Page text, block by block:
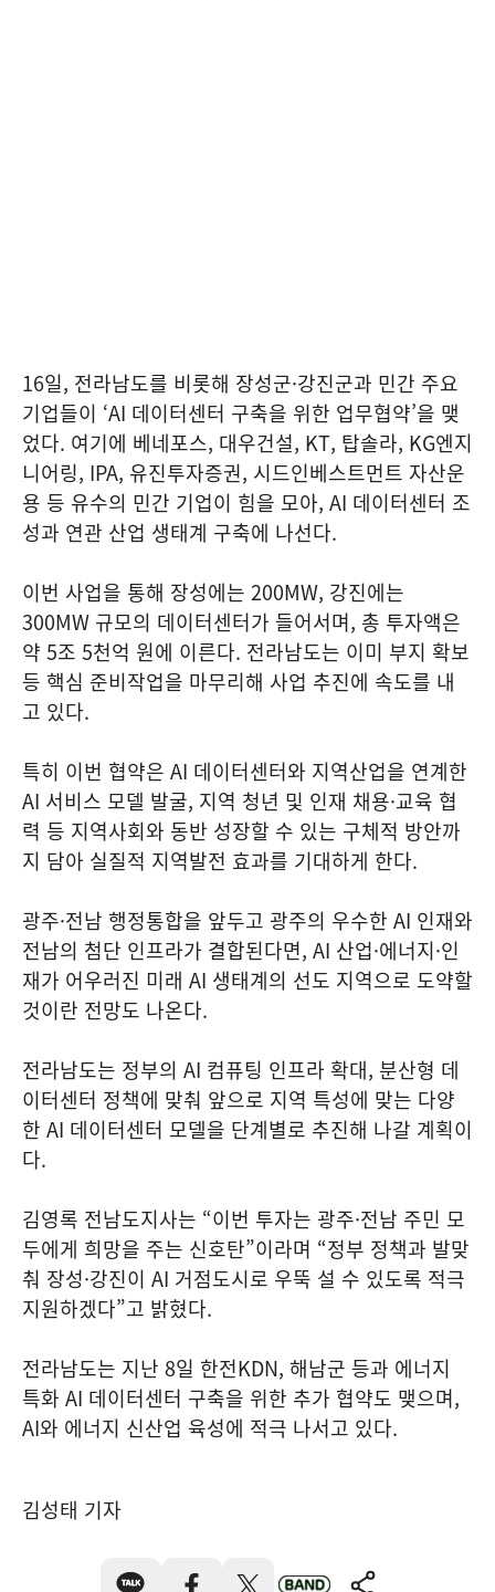
16일, 전라남도를 비롯해 장성군·강진군과 민간 주요
기업들이 ‘AI 데이터센터 구축을 위한 업무협약’을 맺
었다. 여기에 베네포스, 대우건설, KT, 탑솔라, KG엔지
니어링, IPA, 유진투자증권, 시드인베스트먼트 자산운
용 등 유수의 민간 기업이 힘을 모아, AI 데이터센터 조
성과 연관 산업 생태계 구축에 나선다.
이번 사업을 통해 장성에는 200MW, 강진에는
300MW 규모의 데이터센터가 들어서며, 총 투자액은
약 5조 5천억 원에 이른다. 전라남도는 이미 부지 확보
등 핵심 준비작업을 마무리해 사업 추진에 속도를 내
고 있다.
특히 이번 협약은 AI 데이터센터와 지역산업을 연계한
AI 서비스 모델 발굴, 지역 청년 및 인재 채용·교육 협
력 등 지역사회와 동반 성장할 수 있는 구체적 방안까
지 담아 실질적 지역발전 효과를 기대하게 한다.
광주·전남 행정통합을 앞두고 광주의 우수한 AI 인재와
전남의 첨단 인프라가 결합된다면, AI 산업·에너지·인
재가 어우러진 미래 AI 생태계의 선도 지역으로 도약할
것이란 전망도 나온다.
전라남도는 정부의 AI 컴퓨팅 인프라 확대, 분산형 데
이터센터 정책에 맞춰 앞으로 지역 특성에 맞는 다양
한 AI 데이터센터 모델을 단계별로 추진해 나갈 계획이
다.
김영록 전남도지사는 “이번 투자는 광주·전남 주민 모
두에게 희망을 주는 신호탄”이라며 “정부 정책과 발맞
춰 장성·강진이 AI 거점도시로 우뚝 설 수 있도록 적극
지원하겠다”고 밝혔다.
전라남도는 지난 8일 한전KDN, 해남군 등과 에너지
특화 AI 데이터센터 구축을 위한 추가 협약도 맺으며,
AI와 에너지 신산업 육성에 적극 나서고 있다.
김성태 기자